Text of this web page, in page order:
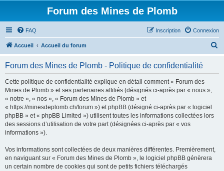
Forum des Mines de Plomb
FAQ Connexion
Inscription
Accueil Accueil du forum
Forum des Mines de Plomb - Politique de confidentialité
Cette politique de confidentialité explique en détail comment « Forum des
Mines de Plomb » et ses partenaires affiliés (désignés ci-après par « nous »,
« notre », « nos », « Forum des Mines de Plomb » et
« https://minesdeplomb.ch/forum ») et phpBB (désigné ci-après par « logiciel
phpBB » et « phpBB Limited ») utilisent toutes les informations collectées lors
des sessions d’utilisation de votre part (désignées ci-après par « vos
informations »).
Vos informations sont collectées de deux manières différentes. Premièrement,
en naviguant sur « Forum des Mines de Plomb », le logiciel phpBB génèrera
un certain nombre de cookies qui sont de petits fichiers téléchargés